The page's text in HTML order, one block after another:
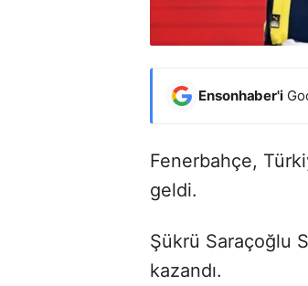
Ensonhaber'i
Fenerbahçe,
geldi.
Şükrü Saraçoğlu
kazandı.